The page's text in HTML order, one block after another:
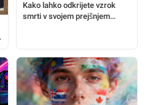
Kako lahko odkrijete vzrok
smrti v svojem prejšnjem